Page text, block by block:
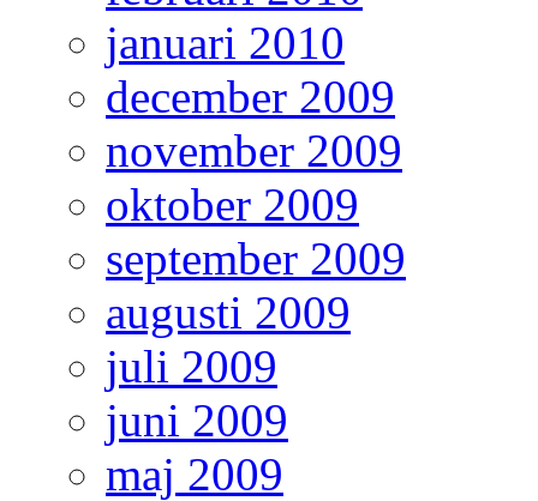
januari 2010
december 2009
november 2009
oktober 2009
september 2009
augusti 2009
juli 2009
juni 2009
maj 2009